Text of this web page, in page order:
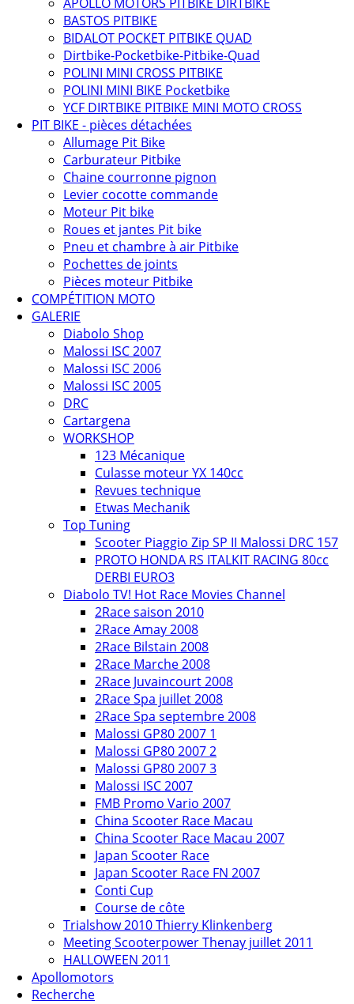
BASTOS PITBIKE
BIDALOT POCKET PITBIKE QUAD
Dirtbike-Pocketbike-Pitbike-Quad
POLINI MINI CROSS PITBIKE
POLINI MINI BIKE Pocketbike
YCF DIRTBIKE PITBIKE MINI MOTO CROSS
PIT BIKE - pièces détachées
Allumage Pit Bike
Carburateur Pitbike
Chaine courronne pignon
Levier cocotte commande
Moteur Pit bike
Roues et jantes Pit bike
Pneu et chambre à air Pitbike
Pochettes de joints
Pièces moteur Pitbike
COMPÉTITION MOTO
GALERIE
Diabolo Shop
Malossi ISC 2007
Malossi ISC 2006
Malossi ISC 2005
DRC
Cartargena
WORKSHOP
123 Mécanique
Culasse moteur YX 140cc
Revues technique
Etwas Mechanik
Top Tuning
Scooter Piaggio Zip SP II Malossi DRC 157
PROTO HONDA RS ITALKIT RACING 80cc
DERBI EURO3
Diabolo TV! Hot Race Movies Channel
2Race saison 2010
2Race Amay 2008
2Race Bilstain 2008
2Race Marche 2008
2Race Juvaincourt 2008
2Race Spa juillet 2008
2Race Spa septembre 2008
Malossi GP80 2007 1
Malossi GP80 2007 2
Malossi GP80 2007 3
Malossi ISC 2007
FMB Promo Vario 2007
China Scooter Race Macau
China Scooter Race Macau 2007
Japan Scooter Race
Japan Scooter Race FN 2007
Conti Cup
Course de côte
Trialshow 2010 Thierry Klinkenberg
Meeting Scooterpower Thenay juillet 2011
HALLOWEEN 2011
Apollomotors
Recherche